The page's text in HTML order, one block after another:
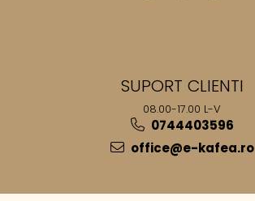
SUPORT CLIENTI
08.00-17.00 L-V
0744403596
office@e-kafea.ro